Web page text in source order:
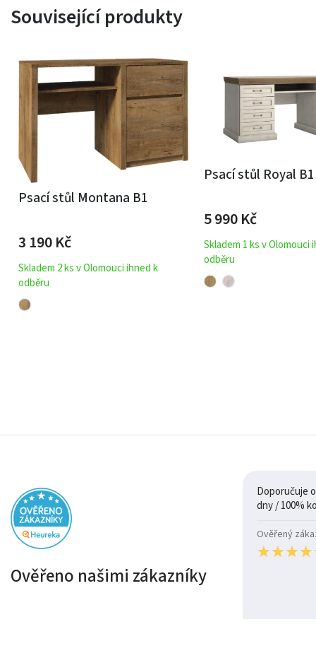
Související produkty
Psací stůl Montana B1
3 190Kč
Skladem 2 ks v Olomouci ihned k
odběru
Psací stůl Royal B1
5 990Kč
Skladem 1 ks v Olomouci
odběru
Ověřeno našimi zákazníky
Doporučuje
Ověřený
★★★★
★★★★